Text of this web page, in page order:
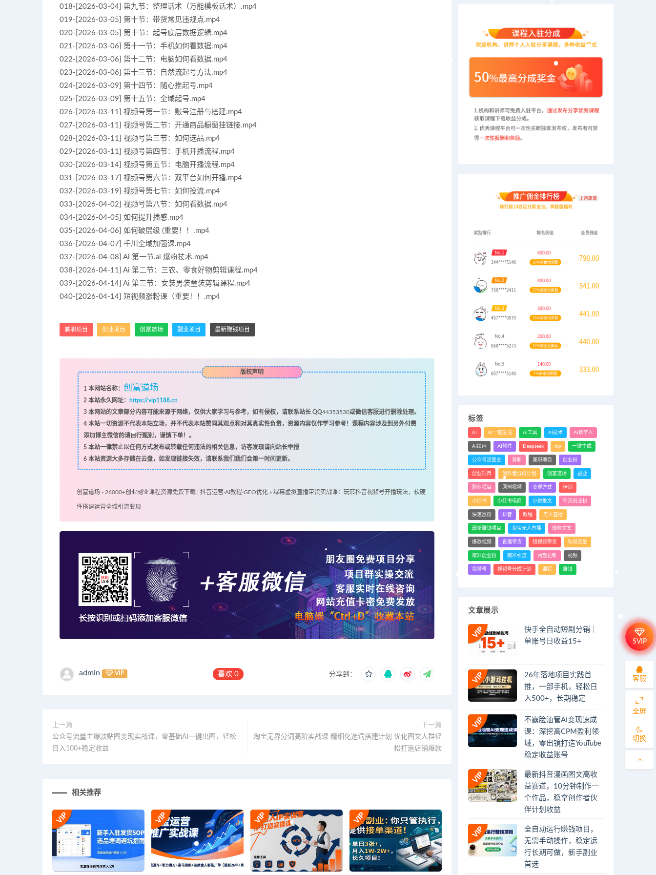
018-[2026-03-04] 第九节：整理话术（万能模板话术）.mp4
019-[2026-03-05] 第十节：带货常见违规点.mp4
020-[2026-03-05] 第十节：起号底层数据逻辑.mp4
021-[2026-03-06] 第十一节：手机如何看数据.mp4
022-[2026-03-06] 第十二节：电脑如何看数据.mp4
023-[2026-03-06] 第十三节：自然流起号方法.mp4
024-[2026-03-09] 第十四节：随心推起号.mp4
025-[2026-03-09] 第十五节：全域起号.mp4
026-[2026-03-11] 视频号第一节：账号注册与搭建.mp4
027-[2026-03-11] 视频号第二节：开通商品橱窗挂链接.mp4
028-[2026-03-11] 视频号第三节：如何选品.mp4
029-[2026-03-11] 视频号第四节：手机开播流程.mp4
030-[2026-03-14] 视频号第五节：电脑开播流程.mp4
031-[2026-03-17] 视频号第六节：双平台如何开播.mp4
032-[2026-03-19] 视频号第七节：如何投流.mp4
033-[2026-04-02] 视频号第八节：如何看数据.mp4
034-[2026-04-05] 如何提升播感.mp4
035-[2026-04-06] 如何破层级 (重要！！.mp4
036-[2026-04-07] 千川全域加强课.mp4
037-[2026-04-08] Ai 第一节.ai 爆粉技术.mp4
038-[2026-04-11] Ai 第二节：三农、零食好物剪辑课程.mp4
039-[2026-04-14] Ai 第三节：女装男装童装剪辑课程.mp4
040-[2026-04-14] 短视频涨粉课（重要！！.mp4
兼职项目 创业项目 创富道场 副业项目 最新赚钱项目
版权声明
1 本网站名称： 创富道场
2本站永久网址：
https://vip1188.cn
3本网站的文章部分内容可能来源于网络，仅供大家学习与参考，如有侵权，请联系站长 QQ44353530或微信客服进行删除处理。
4本站一切资源不代表本站立场，并不代表本站赞同其观点和对其真实性负责，资源内容仅作学习参考！课程内容涉及到另外付费
添加博主微信的请自行甄别，谨慎下单！。
5本站一律禁止以任何方式发布或转载任何违法的相关信息，访客发现请向站长举报
6本站资源大多存储在云盘，如发现链接失效，请联系我们我们会第一时间更新。
创富道场 - 26000+创业副业课程资源免费下载 | 抖音运营·AI教程·GEO优化 » 绿幕虚拟直播带货实战课：玩转抖音视频号开播玩法，软硬
件搭建运营全域引流变现
admin VIP 喜欢0 分享到：
上一篇
公众号流量主爆款贴图变现实战课，零基础AI一键出图，轻松
日入100+稳定收益
下一篇
淘宝无界分词高阶实战课 精细化选词搭建计划 优化图文人群轻
松打造店铺爆款
相关推荐
标签
AI AI一键生成 AI工具 AI技术 AI数字人
AI绘画 AI软件 Deepseek mp 一键生成
公众号流量主 兼职 兼职项目 创业粉
创业项目 创作者分成计划 创富道场 副业
副业项目 原创视频 变现方式 培训
小红书 小红书电商 小说推文 引流创业粉
快速涨粉 抖音 教程 无人直播
最新赚钱项目 淘宝无人直播 爆款文案
爆款视频 直播带货 短视频带货 私域流量
精准创业粉 精准引流 网盘拉新 视频
视频号 视频号分成计划 课程 赚钱
文章展示
快手全自动短剧分销｜
单账号日收益15+
26年落地项目实践首
推，一部手机，轻松日
入500+，长期稳定
不露脸油管AI变现速成
课：深挖高CPM盈利领
域，零出镜打造YouTube
稳定收益账号
最新抖音漫画图文高收
益赛道，10分钟制作一
个作品，稳拿创作者伙
伴计划收益
全自动运行賺钱项目，
无需手动操作，稳定运
行长期可做，新手副业
首选
SVIP
客服
全屏
切换